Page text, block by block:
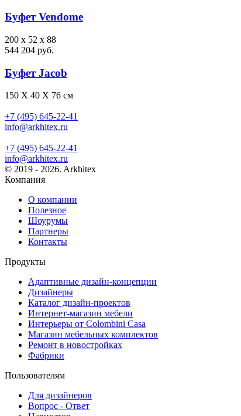
Буфет Vendome
200 x 52 x 88
544 204 руб.
Буфет Jacob
150 X 40 X 76 см
+7 (495) 645-22-41
info@arkhitex.ru
+7 (495) 645-22-41
info@arkhitex.ru
© 2019 - 2026. Arkhitex
Компания
О компании
Полезное
Шоурумы
Партнеры
Контакты
Продукты
Адаптивные дизайн-концепции
Дизайнеры
Каталог дизайн-проектов
Интернет-магазин мебели
Интерьеры от Colombini Casa
Магазин мебельных комплектов
Ремонт в новостройках
Фабрики
Пользователям
Для дизайнеров
Вопрос - Ответ